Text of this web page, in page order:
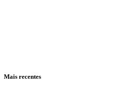
Mais recentes